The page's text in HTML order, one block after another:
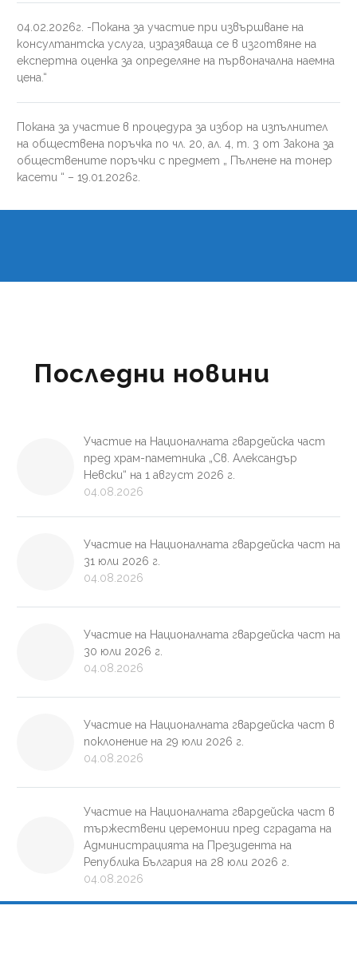
04.02.2026г. -Покана за участие при извършване на
консултантска услуга, изразяваща се в изготвяне на
експертна оценка за определяне на първоначална наемна
цена.“
Покана за участие в процедура за избор на изпълнител
на обществена поръчка по чл. 20, ал. 4, т. 3 от Закона за
обществените поръчки с предмет „ Пълнене на тонер
касети “ – 19.01.2026г.
Последни новини
Участие на Националната гвардейска част
пред храм-паметника „Св. Александър
Невски“ на 1 август 2026 г.
04.08.2026
Участие на Националната гвардейска част на
31 юли 2026 г.
04.08.2026
Участие на Националната гвардейска част на
30 юли 2026 г.
04.08.2026
Участие на Националната гвардейска част в
поклонение на 29 юли 2026 г.
04.08.2026
Участие на Националната гвардейска част в
тържествени церемонии пред сградата на
Администрацията на Президента на
Република България на 28 юли 2026 г.
04.08.2026